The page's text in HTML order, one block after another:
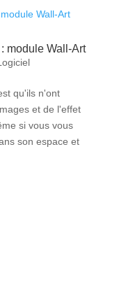
module Wall-Art
qu'ils n'ont
et de l'effet
si vous vous
son espace et